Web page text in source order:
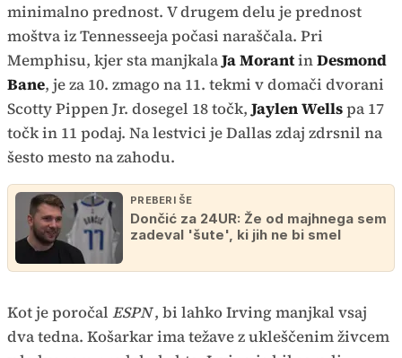
minimalno prednost. V drugem delu je prednost
moštva iz Tennesseeja počasi naraščala. Pri
Memphisu, kjer sta manjkalaJa MorantinDesmond
Bane, je za 10. zmago na 11. tekmi v domači dvorani
Scotty Pippen Jr. dosegel 18 točk,Jaylen Wellspa 17
točk in 11 podaj. Na lestvici je Dallas zdaj zdrsnil na
šesto mesto na zahodu.
PREBERI ŠE
Dončić za 24UR: Že od majhnega sem
zadeval 'šute', ki jih ne bi smel
Kot je poročal ESPN, bi lahko Irving manjkal vsaj
dva tedna. Košarkar ima težave z ukleščenim živcem